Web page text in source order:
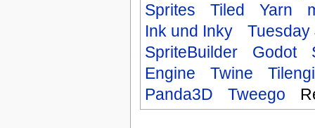
Sprites
Tiled Yarn
Ink und Inky
Tuesday
SpriteBuilder
Godot
Engine
Twine
Panda3D
Tweego